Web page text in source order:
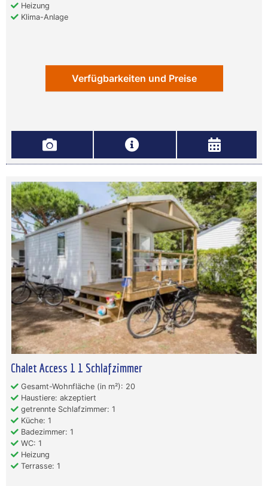
Heizung
Klima-Anlage
Verfügbarkeiten und Preise
Chalet Access 1 1 Schlafzimmer
Gesamt-Wohnfläche (in m²): 20
Haustiere: akzeptiert
getrennte Schlafzimmer: 1
Küche: 1
Badezimmer: 1
WC: 1
Heizung
Terrasse: 1